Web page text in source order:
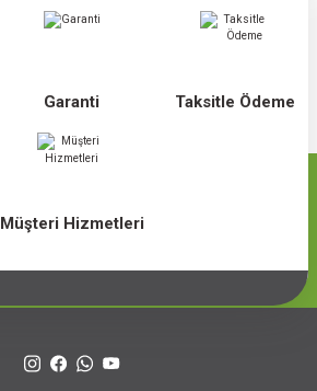
Garanti Taksitle Ödeme
Müşteri Hizmetleri